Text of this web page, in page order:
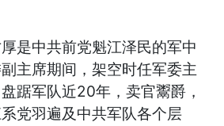
中共前党魁江泽民的军中
主席期间，架空时任军委主
踞军队近20年，卖官鬻爵，
党羽遍及中共军队各个层